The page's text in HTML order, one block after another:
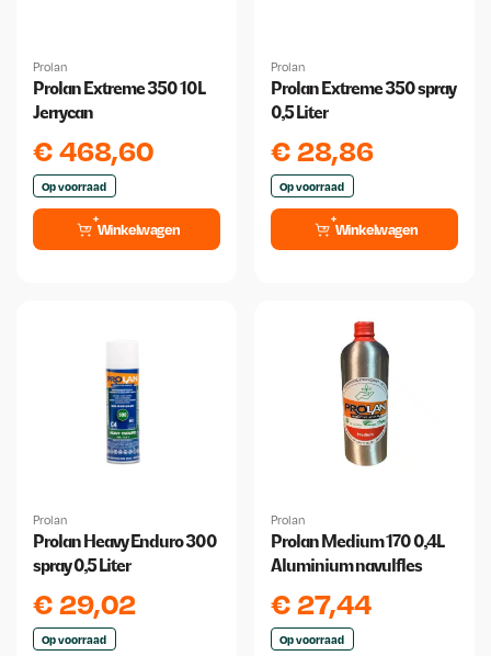
Prolan
Prolan Extreme 350 10L
Jerrycan
€468,60
Op voorraad
Winkelwagen
Prolan
Prolan Extreme 350 spray
0,5 Liter
€28,86
Op voorraad
Winkelwagen
Prolan
Prolan Heavy Enduro 300
spray 0,5 Liter
€29,02
Op voorraad
Prolan
Prolan Medium 170 0,4L
Aluminium navulfles
€27,44
Op voorraad